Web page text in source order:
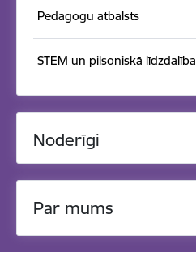
Pedagogu atbalsts
STEM un pilsoniskā līdzdalība
Noderīgi
Par mums